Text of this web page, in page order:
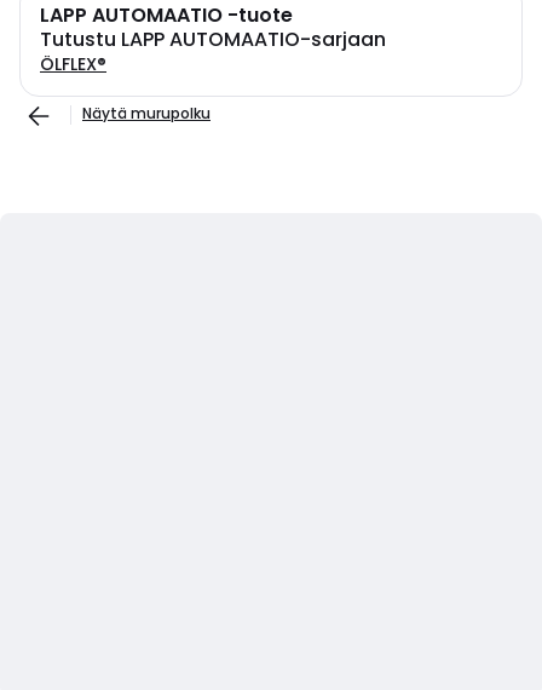
LAPP AUTOMAATIO -tuote
Tutustu LAPP AUTOMAATIO-sarjaan
ÖLFLEX®
Näytä murupolku